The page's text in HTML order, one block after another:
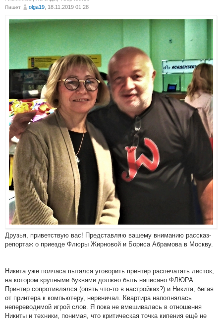
Пишет olga19 , 18.11.2019 01:28
Друзья, приветствую вас! Представляю вашему вниманию рассказ-
репортаж о приезде Флюры Жирновой и Бориса Абрамова в Москву.
Никита уже полчаса пытался уговорить принтер распечатать листок,
на котором крупными буквами должно быть написано ФЛЮРА.
Принтер сопротивлялся (опять что-то в настройках?) и Никита, бегая
от принтера к компьютеру, нервничал. Квартира наполнялась
непереводимой игрой слов. Я пока не вмешивалась в отношения
Никиты и техники, понимая, что критическая точка кипения ещё не